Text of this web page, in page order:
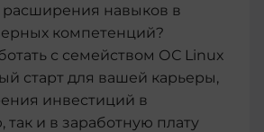
навыков в
компетенций?
с семейством ОС Linux
старт для вашей карьеры,
инвестиций в
и в заработную плату